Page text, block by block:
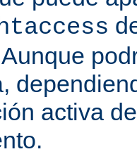
Aunque
activa